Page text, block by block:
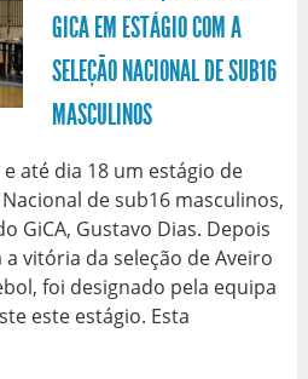
GICA EM ESTÁGIO COM A
SELEÇÃO NACIONAL DE SUB16
MASCULINOS
até dia 18 um estágio de
de sub16 masculinos,
GiCA, Gustavo Dias. Depois
vitória da seleção de Aveiro
foi designado pela equipa
este estágio. Esta